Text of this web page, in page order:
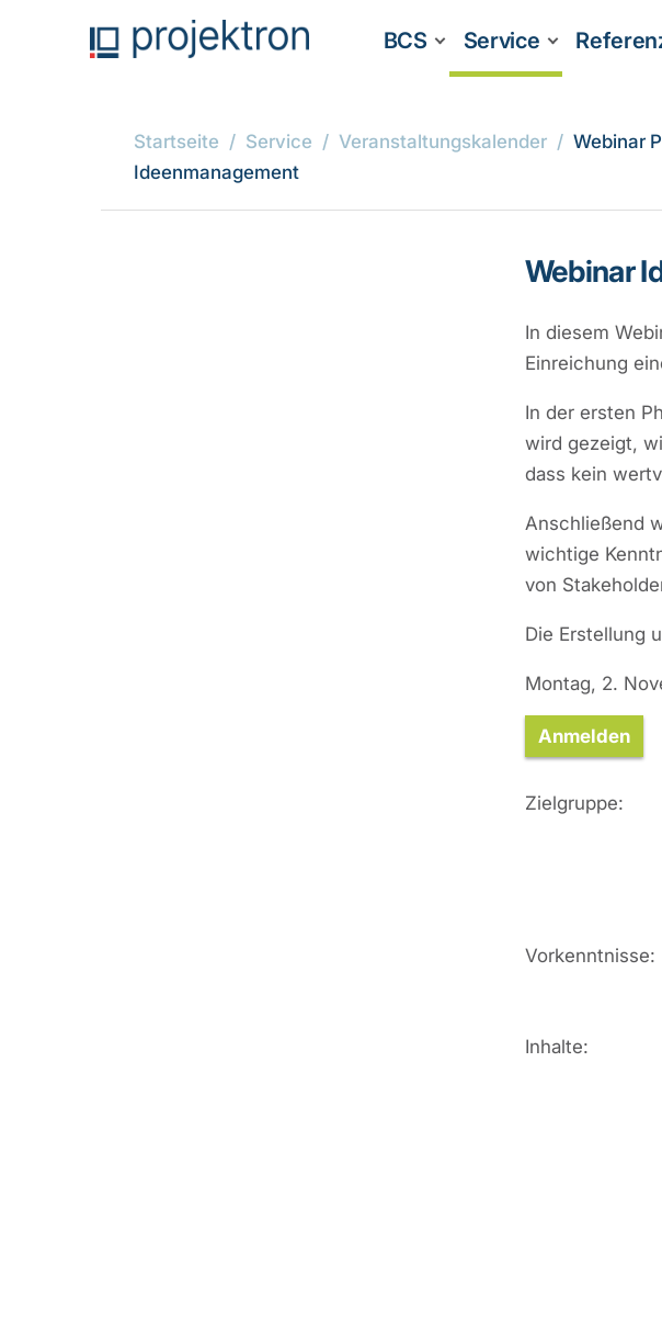
BCS Service
Startseite Service Veranstaltungskalender
Webinar
Ideenmanagement
Webinar
In diesem
Einreichung
In der ersten
wird gezeigt,
dass kein
Anschließend
wichtige
von
Die Erstellung
Montag, 2.
Anmelden
Zielgruppe:
Vorkenntnisse:
Inhalte: